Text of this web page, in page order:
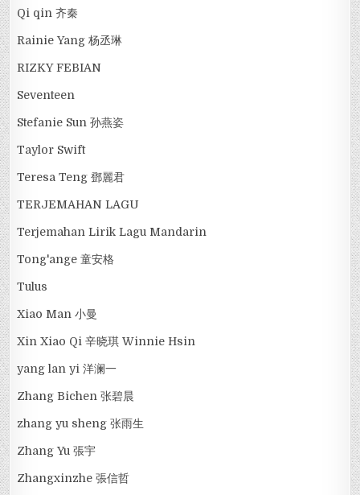
Qi qin 齐秦
Rainie Yang 杨丞琳
RIZKY FEBIAN
Seventeen
Stefanie Sun 孙燕姿
Taylor Swift
Teresa Teng 鄧麗君
TERJEMAHAN LAGU
Terjemahan Lirik Lagu Mandarin
Tong'ange 童安格
Tulus
Xiao Man 小曼
Xin Xiao Qi 辛晓琪 Winnie Hsin
yang lan yi 洋澜一
Zhang Bichen 张碧晨
zhang yu sheng 张雨生
Zhang Yu 張宇
Zhangxinzhe 張信哲